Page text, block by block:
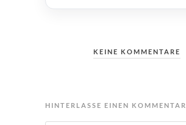
KEINE KOMMENTARE
HINTERLASSE EINEN KOMMENTAR